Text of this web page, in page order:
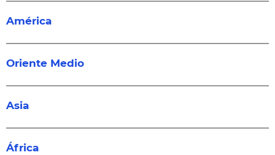
América
Oriente Medio
Asia
África